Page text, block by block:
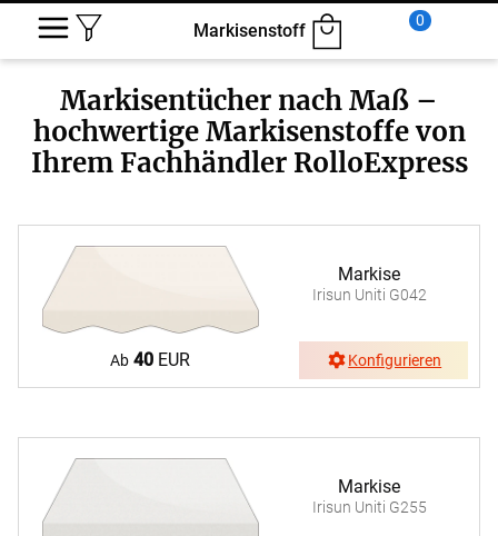
Markisenstoff
0
Markisentücher nach Maß –
hochwertige Markisenstoffe von
Ihrem Fachhändler RolloExpress
Markise
Irisun Uniti G042
Ab 40 EUR Konfigurieren
Markise
Irisun Uniti G255